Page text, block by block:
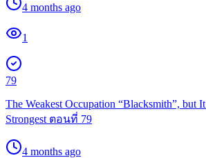
4 months ago
1
79
The Weakest Occupation “Blacksmith”, but
Strongest ตอนที่ 79
4 months ago